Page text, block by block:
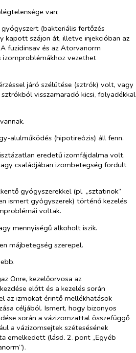
van;
(bakteriális fertőzés
kapott szájon át, illetve injekcióban az
fuzidinsav és az Atorvanorm
izomproblémákhoz vezethet
járó szélütése (sztrók) volt, vagy
visszamaradó kicsi, folyadékkal
alulműködés (hipotireózis) áll fenn.
eredetű izomfájdalma volt,
családjában izombetegség fordult
gyógyszerekkel (pl. „sztatinok”
ismert gyógyszerek) történő kezelés
voltak.
mennyiségű alkoholt iszik.
májbetegség szerepel.
Önre, kezelőorvosa az
előtt és a kezelés során
az izmokat érintő mellékhatások
céljából. Ismert, hogy bizonyos
során a vázizomzattal összefüggő
a vázizomsejtek szétesésének
emelkedett (lásd. 2. pont „Egyéb